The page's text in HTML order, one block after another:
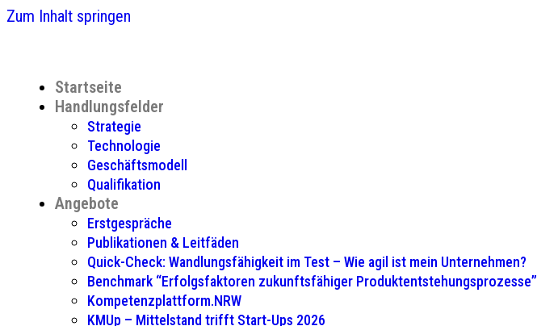
Zum Inhalt springen
Startseite
Handlungsfelder
Strategie
Technologie
Geschäftsmodell
Qualifikation
Angebote
Erstgespräche
Publikationen & Leitfäden
Quick-Check: Wandlungsfähigkeit im Test – Wie agil ist mein Unternehmen?
Benchmark “Erfolgsfaktoren zukunftsfähiger Produktentstehungsprozesse”
Kompetenzplattform.NRW
KMUp – Mittelstand trifft Start-Ups 2026